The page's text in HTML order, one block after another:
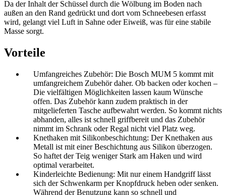
Da der Inhalt der Schüssel durch die Wölbung im Boden nach
außen an den Rand gedrückt und dort vom Schneebesen erfasst
wird, gelangt viel Luft in Sahne oder Eiweiß, was für eine stabile
Masse sorgt.
Vorteile
Umfangreiches Zubehör: Die Bosch MUM 5 kommt mit
umfangreichem Zubehör daher. Ob backen oder kochen –
Die vielfältigen Möglichkeiten lassen kaum Wünsche
offen. Das Zubehör kann zudem praktisch in der
mitgelieferten Tasche aufbewahrt werden. So kommt nichts
abhanden, alles ist schnell griffbereit und das Zubehör
nimmt im Schrank oder Regal nicht viel Platz weg.
Knethaken mit Silikonbeschichtung: Der Knethaken aus
Metall ist mit einer Beschichtung aus Silikon überzogen.
So haftet der Teig weniger Stark am Haken und wird
optimal verarbeitet.
Kinderleichte Bedienung: Mit nur einem Handgriff lässt
sich der Schwenkarm per Knopfdruck heben oder senken.
Während der Benutzung kann so schnell und